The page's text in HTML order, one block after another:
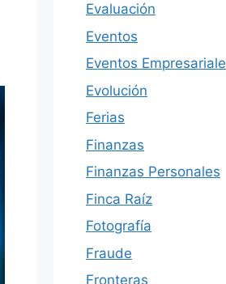
Evaluación
Eventos
Eventos
Evolución
Ferias
Finanzas
Finanzas Personales
Finca Raíz
Fotografía
Fraude
Fronteras